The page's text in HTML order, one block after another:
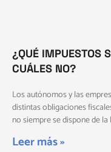
¿QUÉ IMPUESTOS
CUÁLES NO?
Los autónomos y las
distintas obligaciones
no siempre se dispone de la
Leer más »